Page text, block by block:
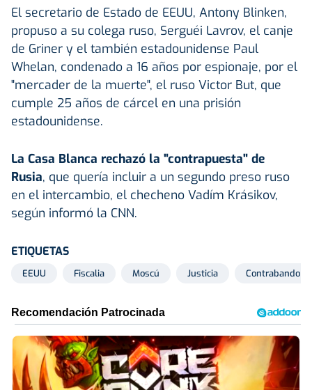
El secretario de Estado de EEUU, Antony Blinken,
propuso a su colega ruso, Serguéi Lavrov, el canje
de Griner y el también estadounidense Paul
Whelan, condenado a 16 años por espionaje, por el
"mercader de la muerte", el ruso Victor But, que
cumple 25 años de cárcel en una prisión
estadounidense.
La Casa Blanca rechazó la "contrapuesta" de
Rusia, que quería incluir a un segundo preso ruso
en el intercambio, el checheno Vadím Krásikov,
según informó la CNN.
ETIQUETAS
EEUU Fiscalia Moscú Justicia Contrabando